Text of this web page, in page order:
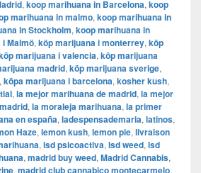
, koop marihuana in Barcelona, koop
marihuana in malmo, koop marihuana in
in Stockholm, ​​koop marihuana in
Malmö, köp marijuana i monterrey, köp
marijuana i valencia, köp marijuana
madrid, köp marijuana sverige,
, köpa marijuana i barcelona, kosher kush,
, la mejor marihuana de madrid, la mejor
, la moraleja marihuana, la primer
en españa, ladespensademaria, latinos,
Haze, lemon kush, lemon pie, livraison
, lsd psicoactiva, lsd weed, lsd
, madrid buy weed, Madrid Cannabis,
, madrid club cannabico montecarmelo,